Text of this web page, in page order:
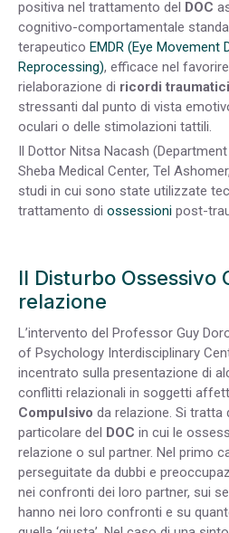
positiva nel trattamento del DOC
cognitivo-comportamentale
terapeutico EMDR (Eye Movement
Reprocessing), efficace nel
rielaborazione di ricordi traumatici
stressanti dal punto di vista
oculari o delle stimolazioni tattili.
Il Dottor Nitsa Nacash
Sheba Medical Center, Tel
studi in cui sono state utilizzate
trattamento di ossessioni post-
Il Disturbo Ossessivo
relazione
L’intervento del Professor Guy
of Psychology Interdisciplinary
incentrato sulla presentazione di
conflitti relazionali in soggetti
Compulsivo da relazione. Si tratta
particolare del DOC in cui le
relazione o sul partner. Nel primo
perseguitate da dubbi e
nei confronti dei loro partner, sui
hanno nei loro confronti e su